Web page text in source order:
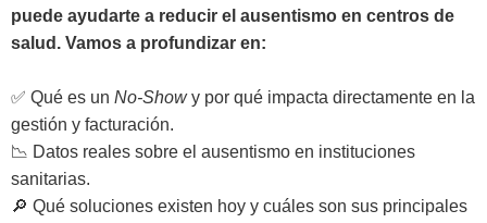
puede ayudarte a reducir el ausentismo en centros de
salud. Vamos a profundizar en:
✅ Qué es un No-Showy por qué impacta directamente en la
gestión y facturación.
📉 Datos reales sobre el ausentismo en instituciones
sanitarias.
🔎 Qué soluciones existen hoy y cuáles son sus principales